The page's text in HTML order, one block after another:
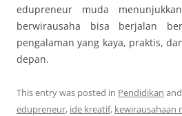
edupreneur muda
berwirausaha bisa berjalan
pengalaman yang kaya, praktis,
depan.
This entry was posted in Pendidikan
edupreneur, ide kreatif, kewirausahaan